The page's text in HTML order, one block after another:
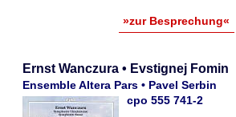
»zur Besprechung«
Ernst Wanczura • Evstignej Fomin
Ensemble Altera Pars • Pavel Serbin
cpo 555 741-2